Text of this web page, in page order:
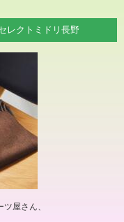
レクトミドリ長野
ツ屋さん、